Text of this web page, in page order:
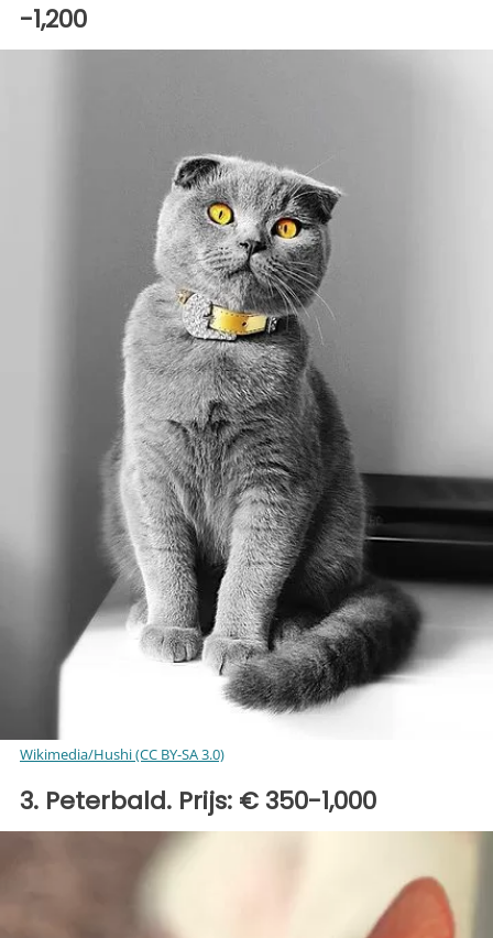
-1,200
Wikimedia/Hushi (CC BY-SA 3.0)
3. Peterbald. Prijs: € 350-1,000